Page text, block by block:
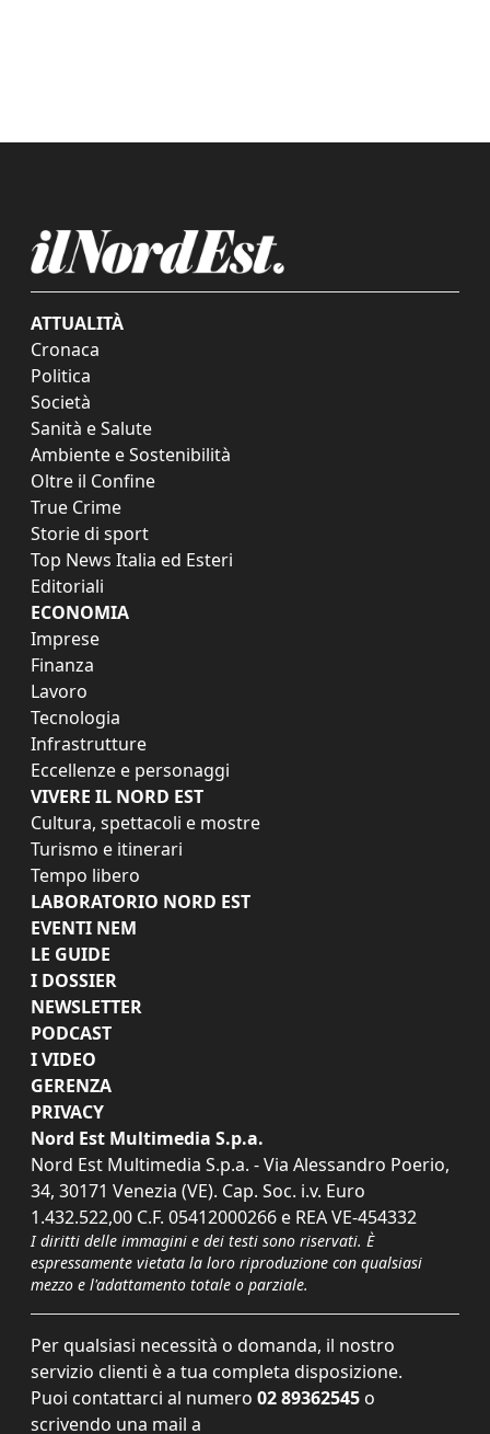
ATTUALITÀ
Cronaca
Politica
Società
Sanità e Salute
Ambiente e Sostenibilità
Oltre il Confine
True Crime
Storie di sport
Top News Italia ed Esteri
Editoriali
ECONOMIA
Imprese
Finanza
Lavoro
Tecnologia
Infrastrutture
Eccellenze e personaggi
VIVERE IL NORD EST
Cultura, spettacoli e mostre
Turismo e itinerari
Tempo libero
LABORATORIO NORD EST
EVENTI NEM
LE GUIDE
I DOSSIER
NEWSLETTER
PODCAST
I VIDEO
GERENZA
PRIVACY
Nord Est Multimedia S.p.a.
Nord Est Multimedia S.p.a. - Via Alessandro Poerio,
34, 30171 Venezia (VE). Cap. Soc. i.v. Euro
1.432.522,00 C.F. 05412000266 e REA VE-454332
I diritti delle immagini e dei testi sono riservati. È
espressamente vietata la loro riproduzione con qualsiasi
mezzo e l'adattamento totale o parziale.
Per qualsiasi necessità o domanda, il nostro
servizio clienti è a tua completa disposizione.
Puoi contattarci al numero 02 89362545 o
scrivendo una mail a